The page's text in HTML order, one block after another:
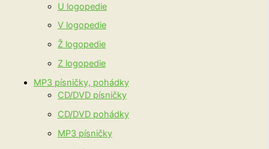
U logopedie
V logopedie
Ž logopedie
Z logopedie
MP3 písničky, pohádky
CD/DVD písničky
CD/DVD pohádky
MP3 písničky